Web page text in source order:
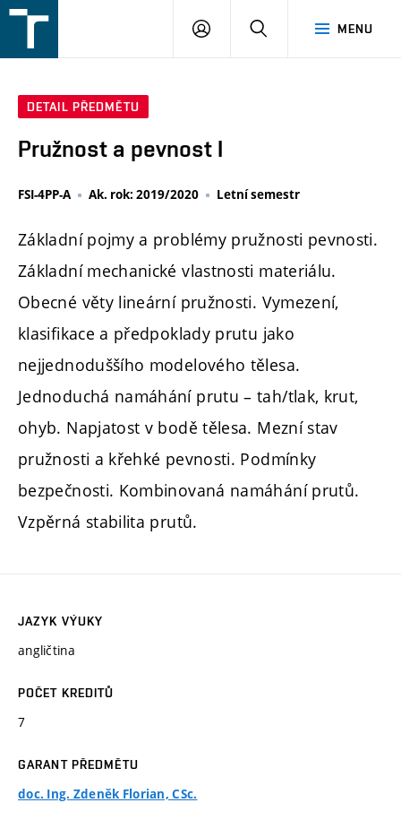
v
MENU
PŘIHLÁŠENÍ
DETAIL PŘEDMĚTU
Pružnost a pevnost I
FSI-4PP-A Ak. rok: 2019/2020 Letní semestr
Základní pojmy a problémy pružnosti pevnosti.
Základní mechanické vlastnosti materiálu.
Obecné věty lineární pružnosti. Vymezení,
klasifikace a předpoklady prutu jako
nejjednoduššího modelového tělesa.
Jednoduchá namáhání prutu – tah/tlak, krut,
ohyb. Napjatost v bodě tělesa. Mezní stav
pružnosti a křehké pevnosti. Podmínky
bezpečnosti. Kombinovaná namáhání prutů.
Vzpěrná stabilita prutů.
JAZYK VÝUKY
angličtina
POČET KREDITŮ
7
GARANT PŘEDMĚTU
doc. Ing. Zdeněk Florian, CSc.